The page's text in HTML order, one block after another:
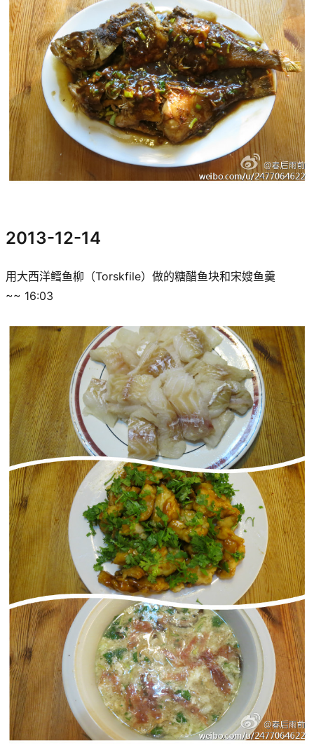
2013-12-14
用大西洋鳕鱼柳（Torskfile）做的糖醋鱼块和宋嫂鱼羹
~~ 16:03